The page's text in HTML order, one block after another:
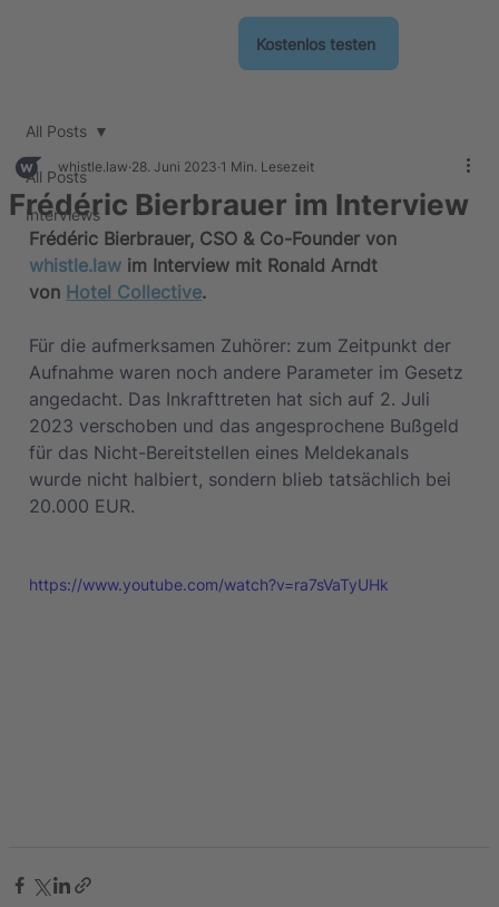
Kostenlos testen
All Posts
Interviews
All Posts
Frédéric Bierbrauer im Interview
whistle.law 28. Juni 2023 1 Min. Lesezeit
Frédéric Bierbrauer, CSO & Co-Founder von
whistle.law im Interview mit Ronald Arndt
von Hotel Collective.
Für die aufmerksamen Zuhörer: zum Zeitpunkt der
Aufnahme waren noch andere Parameter im Gesetz
angedacht. Das Inkrafttreten hat sich auf 2. Juli
2023 verschoben und das angesprochene Bußgeld
für das Nicht-Bereitstellen eines Meldekanals
wurde nicht halbiert, sondern blieb tatsächlich bei
20.000 EUR.
https://www.youtube.com/watch?v=ra7sVaTyUHk